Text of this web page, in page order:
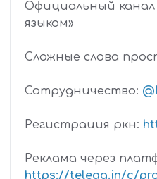
Официальный
языком»
Сложные слова
Сотрудничество:
Регистрация ркн:
Реклама через
https://telega.in/c/